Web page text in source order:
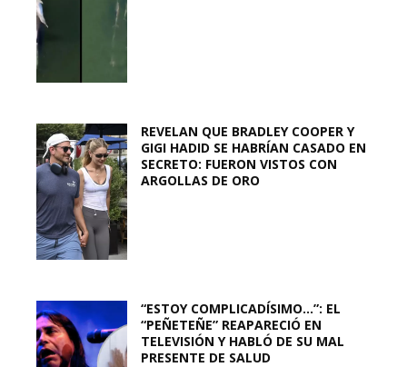
REVELAN QUE BRADLEY COOPER Y
GIGI HADID SE HABRÍAN CASADO EN
SECRETO: FUERON VISTOS CON
ARGOLLAS DE ORO
“ESTOY COMPLICADÍSIMO…”: EL
“PEÑETEÑE” REAPARECIÓ EN
TELEVISIÓN Y HABLÓ DE SU MAL
PRESENTE DE SALUD